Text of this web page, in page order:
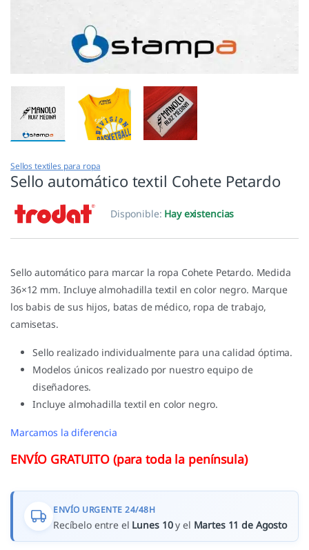
Sellos textiles para ropa
Sello automático textil Cohete Petardo
Disponible: Hay existencias
Sello automático para marcar la ropa Cohete Petardo. Medida
36×12 mm. Incluye almohadilla textil en color negro. Marque
los babis de sus hijos, batas de médico, ropa de trabajo,
camisetas.
Sello realizado individualmente para una calidad óptima.
Modelos únicos realizado por nuestro equipo de
diseñadores.
Incluye almohadilla textil en color negro.
Marcamos la diferencia
ENVÍO GRATUITO (para toda la península)
ENVÍO URGENTE 24/48H
Recíbelo entre el Lunes 10y el Martes 11 de Agosto